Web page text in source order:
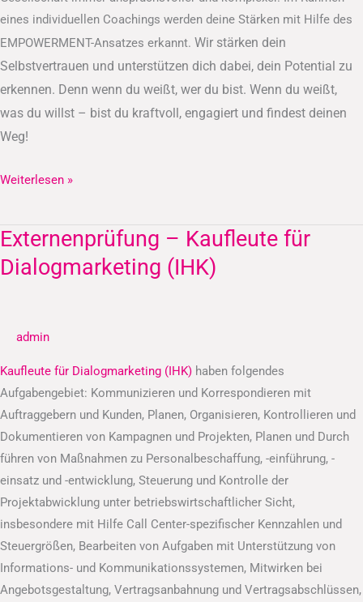
eines individuellen Coachings werden deine Stärken mit Hilfe des
EMPOWERMENT-Ansatzes erkannt. Wir stärken dein
Selbstvertrauen und unterstützen dich dabei, dein Potential zu
erkennen. Denn wenn du weißt, wer du bist. Wenn du weißt,
was du willst – bist du kraftvoll, engagiert und findest deinen
Weg!
Weiterlesen »
Externenprüfung – Kaufleute für
Dialogmarketing (IHK)
admin
Kaufleute für Dialogmarketing (IHK) haben folgendes
Aufgabengebiet: Kommunizieren und Korrespondieren mit
Auftraggebern und Kunden, Planen, Organisieren, Kontrollieren und
Dokumentieren von Kampagnen und Projekten, Planen und Durch
führen von Maßnahmen zu Personalbeschaffung, -einführung, -
einsatz und -entwicklung, Steuerung und Kontrolle der
Projektabwicklung unter betriebswirtschaftlicher Sicht,
insbesondere mit Hilfe Call Center-spezifischer Kennzahlen und
Steuergrößen, Bearbeiten von Aufgaben mit Unterstützung von
Informations- und Kommunikationssystemen, Mitwirken bei
Angebotsgestaltung, Vertragsanbahnung und Vertragsabschlüssen,
Externenprüfung
–
Kaufleute
(IHK)